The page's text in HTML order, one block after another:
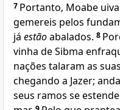
7 Portanto, Moabe
gemereis pelos
já estãoabalados. 8
vinha de Sibma
nações talaram as
chegando a Jazer;
seus ramos se